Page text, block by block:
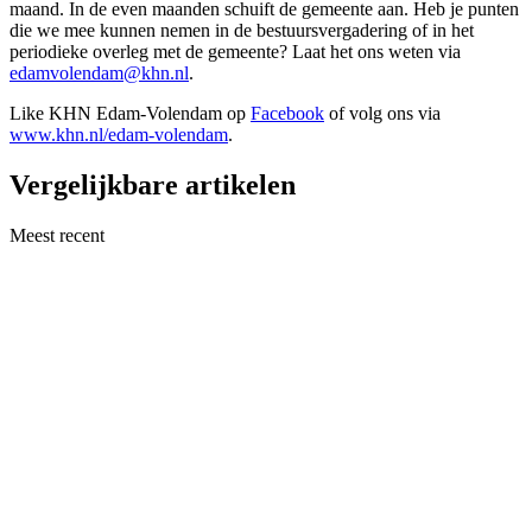
maand. In de even maanden schuift de gemeente aan. Heb je punten
die we mee kunnen nemen in de bestuursvergadering of in het
periodieke overleg met de gemeente? Laat het ons weten via
edamvolendam@khn.nl.
Like KHN Edam-Volendam op Facebook of volg ons via
www.khn.nl/edam-volendam.
Vergelijkbare artikelen
Meest recent